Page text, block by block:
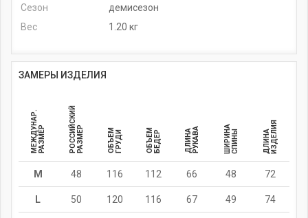
Сезон
демисезон
Вес
1.20 кг
ЗАМЕРЫ ИЗДЕЛИЯ
МЕЖДУНАР.РАЗМЕР РОССИЙСКИЙРАЗМЕР ОБЪЕМГРУДИ ОБЪЕМБЕДЕР ДЛИНАРУКАВА ШИРИНАСПИНЫ ДЛИНАИЗДЕЛИЯ
M 48 116 112 66 48 72
L 50 120 116 67 49 74